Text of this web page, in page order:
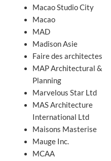
Macao Studio City
Macao
MAD
Madison Asie
Faire des architectes
MAP Architectural &
Planning
Marvelous Star Ltd
MAS Architecture
International Ltd
Maisons Masterise
Mauge Inc.
MCAA